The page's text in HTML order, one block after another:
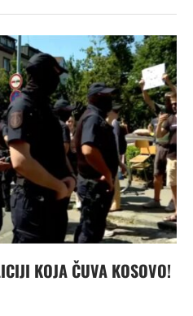
KOJA ČUVA KOSOVO!